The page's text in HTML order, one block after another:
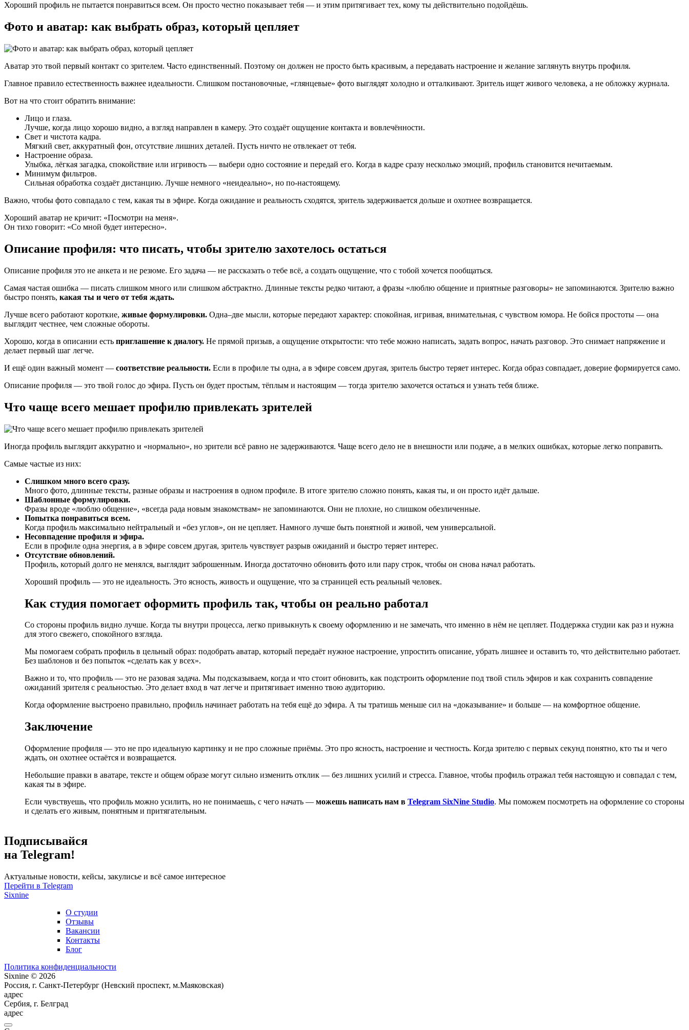
Хороший профиль не пытается понравиться всем. Он просто честно показывает тебя — и этим притягивает тех, кому ты действительно подойдёшь.
Фото и аватар: как выбрать образ, который цепляет
Аватар это твой первый контакт со зрителем. Часто единственный. Поэтому он должен не просто быть красивым, а передавать настроение и желание заглянуть внутрь профиля.
Главное правило естественность важнее идеальности. Слишком постановочные, «глянцевые» фото выглядят холодно и отталкивают. Зритель ищет живого человека, а не обложку журнала.
Вот на что стоит обратить внимание:
Лицо и глаза.
Лучше, когда лицо хорошо видно, а взгляд направлен в камеру. Это создаёт ощущение контакта и вовлечённости.
Свет и чистота кадра.
Мягкий свет, аккуратный фон, отсутствие лишних деталей. Пусть ничто не отвлекает от тебя.
Настроение образа.
Улыбка, лёгкая загадка, спокойствие или игривость — выбери одно состояние и передай его. Когда в кадре сразу несколько эмоций, профиль становится нечитаемым.
Минимум фильтров.
Сильная обработка создаёт дистанцию. Лучше немного «неидеально», но по-настоящему.
Важно, чтобы фото совпадало с тем, какая ты в эфире. Когда ожидание и реальность сходятся, зритель задерживается дольше и охотнее возвращается.
Хороший аватар не кричит: «Посмотри на меня».
Он тихо говорит: «Со мной будет интересно».
Описание профиля: что писать, чтобы зрителю захотелось остаться
Описание профиля это не анкета и не резюме. Его задача — не рассказать о тебе всё, а создать ощущение, что с тобой хочется пообщаться.
Самая частая ошибка — писать слишком много или слишком абстрактно. Длинные тексты редко читают, а фразы «люблю общение и приятные разговоры» не запоминаются. Зрителю важно
быстро понять, какая ты и чего от тебя ждать.
Лучше всего работают короткие, живые формулировки. Одна–две мысли, которые передают характер: спокойная, игривая, внимательная, с чувством юмора. Не бойся простоты — она
выглядит честнее, чем сложные обороты.
Хорошо, когда в описании есть приглашение к диалогу. Не прямой призыв, а ощущение открытости: что тебе можно написать, задать вопрос, начать разговор. Это снимает напряжение и
делает первый шаг легче.
И ещё один важный момент — соответствие реальности. Если в профиле ты одна, а в эфире совсем другая, зритель быстро теряет интерес. Когда образ совпадает, доверие формируется само.
Описание профиля — это твой голос до эфира. Пусть он будет простым, тёплым и настоящим — тогда зрителю захочется остаться и узнать тебя ближе.
Что чаще всего мешает профилю привлекать зрителей
Иногда профиль выглядит аккуратно и «нормально», но зрители всё равно не задерживаются. Чаще всего дело не в внешности или подаче, а в мелких ошибках, которые легко поправить.
Самые частые из них:
Слишком много всего сразу.
Много фото, длинные тексты, разные образы и настроения в одном профиле. В итоге зрителю сложно понять, какая ты, и он просто идёт дальше.
Шаблонные формулировки.
Фразы вроде «люблю общение», «всегда рада новым знакомствам» не запоминаются. Они не плохие, но слишком обезличенные.
Попытка понравиться всем.
Когда профиль максимально нейтральный и «без углов», он не цепляет. Намного лучше быть понятной и живой, чем универсальной.
Несовпадение профиля и эфира.
Если в профиле одна энергия, а в эфире совсем другая, зритель чувствует разрыв ожиданий и быстро теряет интерес.
Отсутствие обновлений.
Профиль, который долго не менялся, выглядит заброшенным. Иногда достаточно обновить фото или пару строк, чтобы он снова начал работать.
Хороший профиль — это не идеальность. Это ясность, живость и ощущение, что за страницей есть реальный человек.
Как студия помогает оформить профиль так, чтобы он реально работал
Со стороны профиль видно лучше. Когда ты внутри процесса, легко привыкнуть к своему оформлению и не замечать, что именно в нём не цепляет. Поддержка студии как раз и нужна
для этого свежего, спокойного взгляда.
Мы помогаем собрать профиль в цельный образ: подобрать аватар, который передаёт нужное настроение, упростить описание, убрать лишнее и оставить то, что действительно работает.
Без шаблонов и без попыток «сделать как у всех».
Важно и то, что профиль — это не разовая задача. Мы подсказываем, когда и что стоит обновить, как подстроить оформление под твой стиль эфиров и как сохранить совпадение
ожиданий зрителя с реальностью. Это делает вход в чат легче и притягивает именно твою аудиторию.
Когда оформление выстроено правильно, профиль начинает работать на тебя ещё до эфира. А ты тратишь меньше сил на «доказывание» и больше — на комфортное общение.
Заключение
Оформление профиля — это не про идеальную картинку и не про сложные приёмы. Это про ясность, настроение и честность. Когда зрителю с первых секунд понятно, кто ты и чего
ждать, он охотнее остаётся и возвращается.
Небольшие правки в аватаре, тексте и общем образе могут сильно изменить отклик — без лишних усилий и стресса. Главное, чтобы профиль отражал тебя настоящую и совпадал с тем,
какая ты в эфире.
Если чувствуешь, что профиль можно усилить, но не понимаешь, с чего начать — можешь написать нам в Telegram SixNine Studio. Мы поможем посмотреть на оформление со стороны
и сделать его живым, понятным и притягательным.
Подписывайся
на Telegram!
Актуальные новости, кейсы, закулисье и всё самое интересное
Перейти в Telegram
Sixnine
О студии
Отзывы
Вакансии
Контакты
Блог
Политика конфиденциальности
Sixnine © 2026
Россия, г. Санкт-Петербург (Невский проспект, м.Маяковская)
адрес
Сербия, г. Белград
адрес